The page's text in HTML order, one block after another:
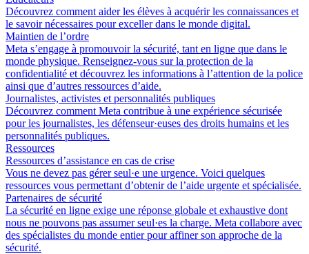
Découvrez comment aider les élèves à acquérir les connaissances et
le savoir nécessaires pour exceller dans le monde digital.
Maintien de l’ordre
Meta s’engage à promouvoir la sécurité, tant en ligne que dans le
monde physique. Renseignez-vous sur la protection de la
confidentialité et découvrez les informations à l’attention de la police
ainsi que d’autres ressources d’aide.
Journalistes, activistes et personnalités publiques
Découvrez comment Meta contribue à une expérience sécurisée
pour les journalistes, les défenseur·euses des droits humains et les
personnalités publiques.
Ressources
Ressources d’assistance en cas de crise
Vous ne devez pas gérer seul·e une urgence. Voici quelques
ressources vous permettant d’obtenir de l’aide urgente et spécialisée.
Partenaires de sécurité
La sécurité en ligne exige une réponse globale et exhaustive dont
nous ne pouvons pas assumer seul·es la charge. Meta collabore avec
des spécialistes du monde entier pour affiner son approche de la
sécurité.